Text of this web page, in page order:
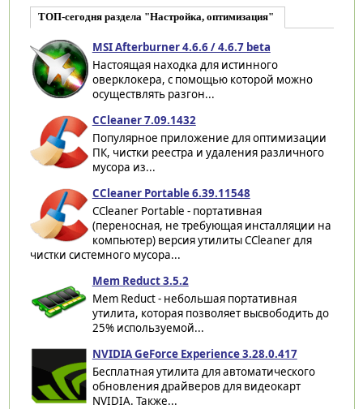
ТОП-сегодня раздела "Настройка, оптимизация"
MSI Afterburner 4.6.6 / 4.6.7 beta
Настоящая находка для истинного
оверклокера, с помощью которой можно
осуществлять разгон...
CCleaner 7.09.1432
Популярное приложение для оптимизации
ПК, чистки реестра и удаления различного
мусора из...
CCleaner Portable 6.39.11548
CCleaner Portable - портативная
(переносная, не требующая инсталляции на
компьютер) версия утилиты CCleaner для
чистки системного мусора...
Mem Reduct 3.5.2
Mem Reduct - небольшая портативная
утилита, которая позволяет высвободить до
25% используемой...
NVIDIA GeForce Experience 3.28.0.417
Бесплатная утилита для автоматического
обновления драйверов для видеокарт
NVIDIA. Также...